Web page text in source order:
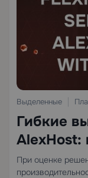
Выделенные
Гибкие
AlexHost:
При оценке